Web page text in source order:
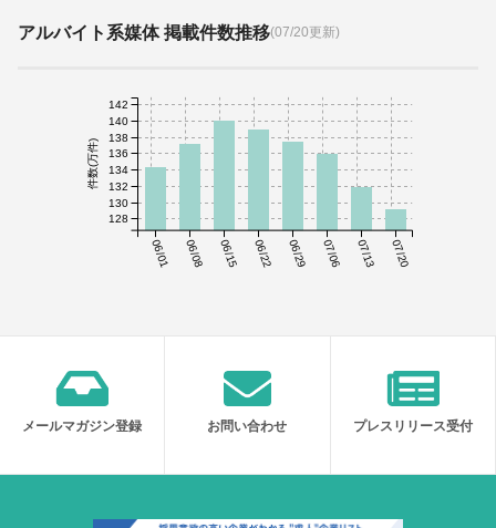
アルバイト系媒体 掲載件数推移(07/20更新)
06/01 06/08 06/15 06/22 06/29 07/06 07/13 07/20
件数(万件)
128
130
132
134
136
138
140
142
メールマガジン登録 お問い合わせ プレスリリース受付